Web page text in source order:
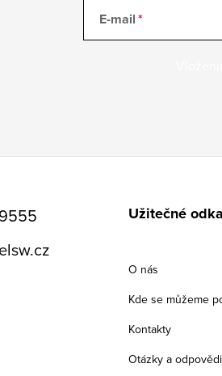
E-mail
Užitečné
O nás
Kde se můžeme
Kontakty
Otázky a odpovědi